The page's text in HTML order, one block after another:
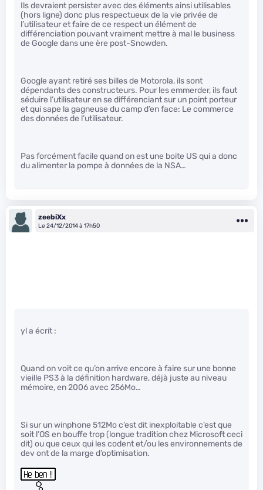
Ils devraient persister avec des éléments ainsi utilisables
(hors ligne) donc plus respectueux de la vie privée de
l’utilisateur et faire de ce respect un élément de
différenciation pouvant vraiment mettre à mal le business
de Google dans une ère post-Snowden.
Google ayant retiré ses billes de Motorola, ils sont
dépendants des constructeurs. Pour les emmerder, ils faut
séduire l’utilisateur en se différenciant sur un point porteur
et qui sape la gagneuse du camp d’en face: Le commerce
des données de l’utilisateur.
Pas forcément facile quand on est une boite US qui a donc
du alimenter la pompe à données de la NSA…
zeebiXx
Le 24/12/2014 à 17h50
yl a écrit :
Quand on voit ce qu’on arrive encore à faire sur une bonne
vieille PS3 à la définition hardware, déjà juste au niveau
mémoire, en 2006 avec 256Mo…
Si sur un winphone 512Mo c’est dit inexploitable c’est que
soit l’OS en bouffe trop (longue tradition chez Microsoft ceci
dit) ou que ceux qui les codent et/ou les environnements de
dev ont de la marge d’optimisation.